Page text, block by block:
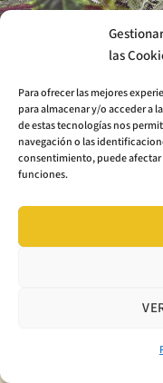
las
Para ofrecer las mejores
para almacenar y/o acceder a
de estas tecnologías nos
navegación o las
consentimiento, puede afectar
funciones.